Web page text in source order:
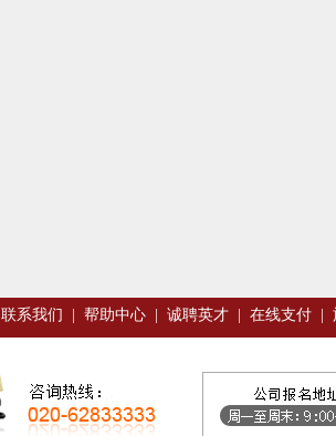
联系我们 帮助中心 诚聘英才 在线支付